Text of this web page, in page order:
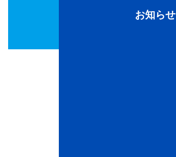
お知らせ